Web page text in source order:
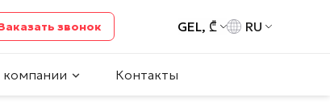
звонок GEL, ₾ RU
Контакты